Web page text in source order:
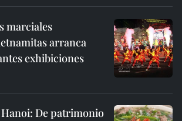
marciales
arranca
exhibiciones
De patrimonio